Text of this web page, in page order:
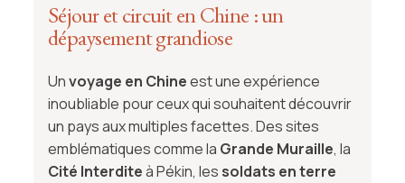
Séjour et circuit en Chine : un
dépaysement grandiose
Unvoyage en Chineest une expérience
inoubliable pour ceux qui souhaitent découvrir
un pays aux multiples facettes. Des sites
emblématiques comme la Grande Muraille, la
Cité Interditeà Pékin, les soldats en terre